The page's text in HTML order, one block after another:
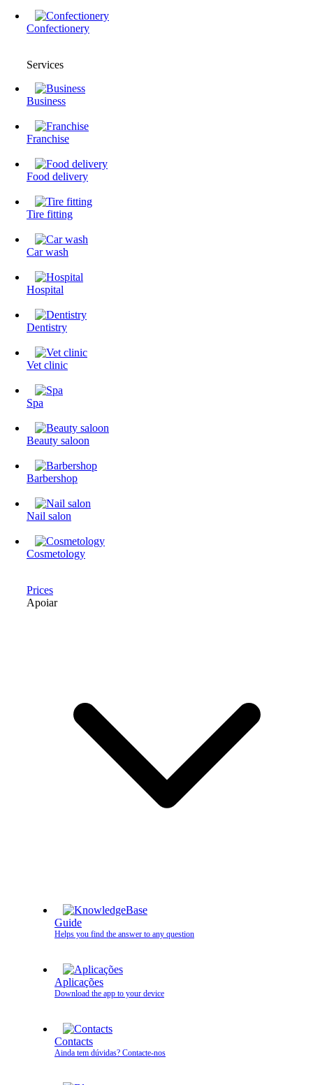
Confectionery
Services
Business
Franchise
Food delivery
Tire fitting
Сar wash
Hospital
Dentistry
Vet clinic
Spa
Beauty saloon
Barbershop
Nail salon
Cosmetology
Prices
Apoiar
Guide
Helps you find the answer to any question
Aplicações
Download the app to your device
Contacts
Ainda tem dúvidas? Contacte‑nos